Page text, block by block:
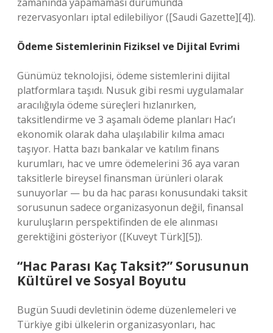
rezervasyonları iptal edilebiliyor ([Saudi Gazette][4]).
Ödeme Sistemlerinin Fiziksel ve Dijital Evrimi
Günümüz teknolojisi, ödeme sistemlerini dijital
platformlara taşıdı. Nusuk gibi resmi uygulamalar
aracılığıyla ödeme süreçleri hızlanırken,
taksitlendirme ve 3 aşamalı ödeme planları Hac’ı
ekonomik olarak daha ulaşılabilir kılma amacı
taşıyor. Hatta bazı bankalar ve katılım finans
kurumları, hac ve umre ödemelerini 36 aya varan
taksitlerle bireysel finansman ürünleri olarak
sunuyorlar — bu da hac parası konusundaki taksit
sorusunun sadece organizasyonun değil, finansal
kuruluşların perspektifinden de ele alınması
gerektiğini gösteriyor ([Kuveyt Türk][5]).
“Hac Parası Kaç Taksit?” Sorusunun
Kültürel ve Sosyal Boyutu
Bugün Suudi devletinin ödeme düzenlemeleri ve
Türkiye gibi ülkelerin organizasyonları, hac